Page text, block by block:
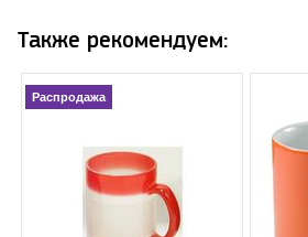
Также рекомендуем:
Распродажа